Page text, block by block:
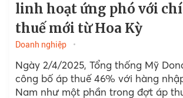
linh hoạt ứng phó với
thuế mới từ Hoa Kỳ
Doanh nghiệp
Ngày 2/4/2025, Tổng thống Mỹ
công bố áp thuế 46% với hàng
Nam như một phần trong đợt áp